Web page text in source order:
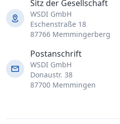
Sitz der Gesellschaft
WSDI GmbH
Eschenstraße 18
87766 Memmingerberg
Postanschrift
WSDI GmbH
Donaustr. 38
87700 Memmingen